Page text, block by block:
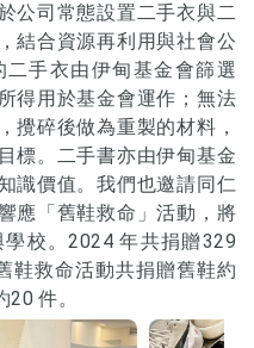
公司常態設置二手衣與二
結合資源再利用與社會公
手衣由伊甸基金會篩選
得用於基金會運作；無法
攪碎後做為重製的材料，
標。二手書亦由伊甸基金
識價值。我們也邀請同仁
應「舊鞋救命」活動，將
校。2024 年共捐贈329
鞋救命活動共捐贈舊鞋約
件。